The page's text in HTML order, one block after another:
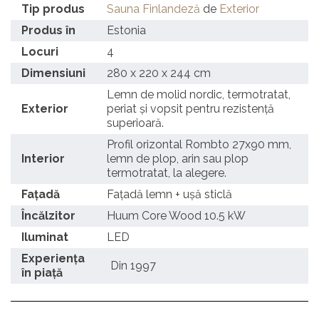
Tip produs
Sauna Finlandeză de Exterior
Produs în
Estonia
Locuri
4
Dimensiuni
280 x 220 x 244 cm
Exterior
Lemn de molid nordic, termotratat,
periat și vopsit pentru rezistenţă
superioară.
Interior
Profil orizontal Rombto 27x90 mm,
lemn de plop, arin sau plop
termotratat, la alegere.
Fațadă
Fațadă lemn + ușă sticlă
Încălzitor
Huum Core Wood 10.5 kW
Iluminat
LED
Experiența
în piață
Din 1997